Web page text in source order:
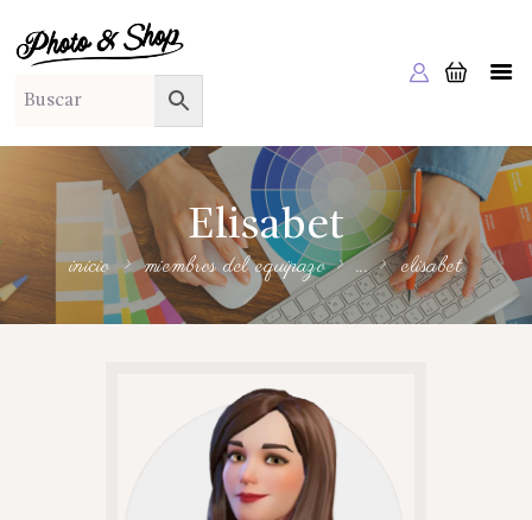
Elisabet
inicio miembros del equipazo ... elisabet
PHOTO & SHOP
Photo & Shop
INICIO
SOBRE NOSOTROS
SERVICIOS A EMPRESAS
NUESTRA EDITORIAL EM EDITA
TIENDA ONLINE